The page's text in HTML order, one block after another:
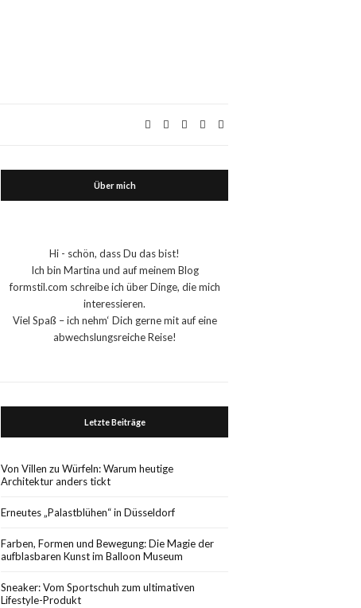
Über mich
Hi - schön, dass Du das bist!
Ich bin Martina und auf meinem Blog
formstil.com schreibe ich über Dinge, die mich
interessieren.
Viel Spaß – ich nehm‘ Dich gerne mit auf eine
abwechslungsreiche Reise!
Letzte Beiträge
Von Villen zu Würfeln: Warum heutige
Architektur anders tickt
Erneutes „Palastblühen“ in Düsseldorf
Farben, Formen und Bewegung: Die Magie der
aufblasbaren Kunst im Balloon Museum
Sneaker: Vom Sportschuh zum ultimativen
Lifestyle-Produkt